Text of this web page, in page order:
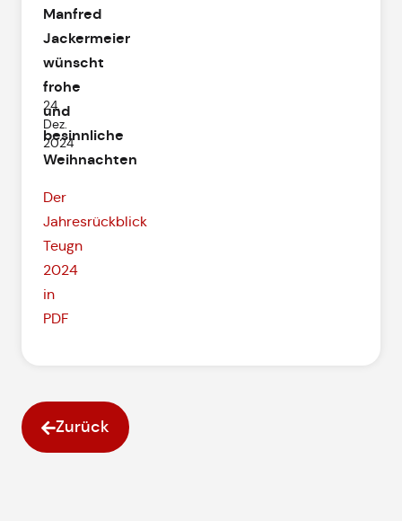
24.
Dez.
2024
Manfred
Jackermeier
wünscht
frohe
und
besinnliche
Weihnachten
Der
Jahresrückblick
Teugn
2024
in
PDF
Zurück